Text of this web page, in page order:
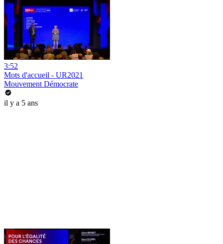
3:52
Mots d'accueil - UR2021
Mouvement Démocrate
il y a 5 ans